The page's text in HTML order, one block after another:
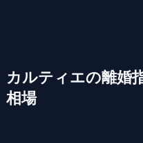
カルティエの離婚
相場